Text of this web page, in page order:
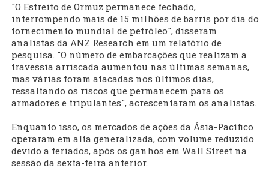
"O Estreito de Ormuz permanece fechado,
interrompendo mais de 15 milhões de barris por dia do
fornecimento mundial de petróleo", disseram
analistas da ANZ Research em um relatório de
pesquisa. "O número de embarcações que realizam a
travessia arriscada aumentou nas últimas semanas,
mas várias foram atacadas nos últimos dias,
ressaltando os riscos que permanecem para os
armadores e tripulantes", acrescentaram os analistas.
Enquanto isso, os mercados de ações da Ásia-Pacífico
operaram em alta generalizada, com volume reduzido
devido a feriados, após os ganhos em Wall Street na
sessão da sexta-feira anterior.